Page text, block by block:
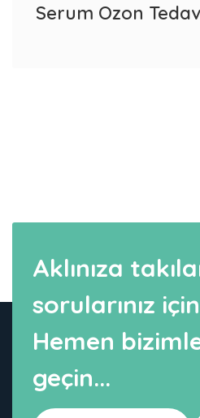
Serum Ozon
Aklınıza
sorularınız için
Hemen
geçin...